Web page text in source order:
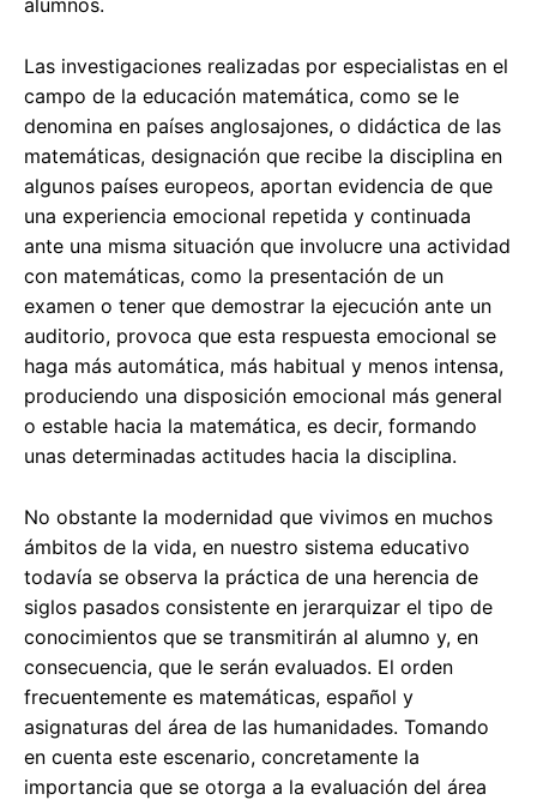
Las investigaciones realizadas por especialistas en el
campo de la educación matemática, como se le
denomina en países anglosajones, o didáctica de las
matemáticas, designación que recibe la disciplina en
algunos países europeos, aportan evidencia de que
una experiencia emocional repetida y continuada
ante una misma situación que involucre una actividad
con matemáticas, como la presentación de un
examen o tener que demostrar la ejecución ante un
auditorio, provoca que esta respuesta emocional se
haga más automática, más habitual y menos intensa,
produciendo una disposición emocional más general
o estable hacia la matemática, es decir, formando
unas determinadas actitudes hacia la disciplina.
No obstante la modernidad que vivimos en muchos
ámbitos de la vida, en nuestro sistema educativo
todavía se observa la práctica de una herencia de
siglos pasados consistente en jerarquizar el tipo de
conocimientos que se transmitirán al alumno y, en
consecuencia, que le serán evaluados. El orden
frecuentemente es matemáticas, español y
asignaturas del área de las humanidades. Tomando
en cuenta este escenario, concretamente la
importancia que se otorga a la evaluación del área